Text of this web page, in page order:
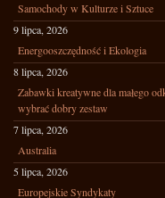
Samochody w Kulturze i Sztuce
9 lipca, 2026
Energooszczędność i Ekologia
8 lipca, 2026
Zabawki kreatywne dla małego
wybrać dobry zestaw
7 lipca, 2026
Australia
5 lipca, 2026
Europejskie Syndykaty